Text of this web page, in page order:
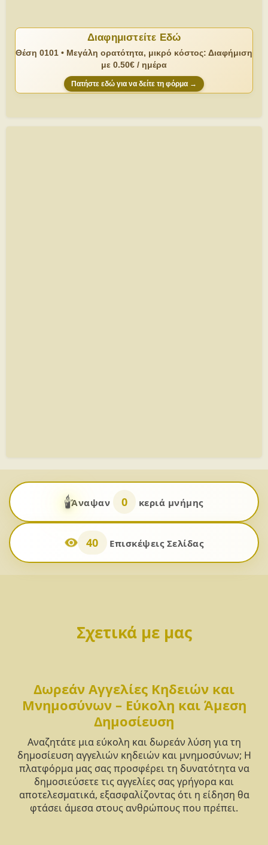
Διαφημιστείτε Εδώ
Θέση 0101 • Μεγάλη ορατότητα, μικρό κόστος: Διαφήμιση
με 0.50€ / ημέρα
Πατήστε εδώ για να δείτε τη φόρμα →
🕯️Άναψαν 0 κεριά μνήμης
40 Επισκέψεις Σελίδας
Σχετικά με μας
Δωρεάν Αγγελίες Κηδειών και
Μνημοσύνων – Εύκολη και Άμεση
Δημοσίευση
Αναζητάτε μια εύκολη και δωρεάν λύση για τη
δημοσίευση αγγελιών κηδειών και μνημοσύνων; Η
πλατφόρμα μας σας προσφέρει τη δυνατότητα να
δημοσιεύσετε τις αγγελίες σας γρήγορα και
αποτελεσματικά, εξασφαλίζοντας ότι η είδηση θα
φτάσει άμεσα στους ανθρώπους που πρέπει.